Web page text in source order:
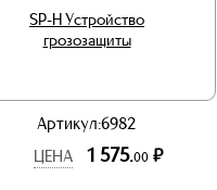
SP-H Устройство
грозозащиты
Артикул:6982
ЦЕНА
1 575.00 р.